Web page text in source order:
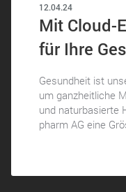
12.04.24
Mit Cloud-
für Ihre
Gesundheit ist
um ganzheitliche
und naturbasierte
pharm AG eine